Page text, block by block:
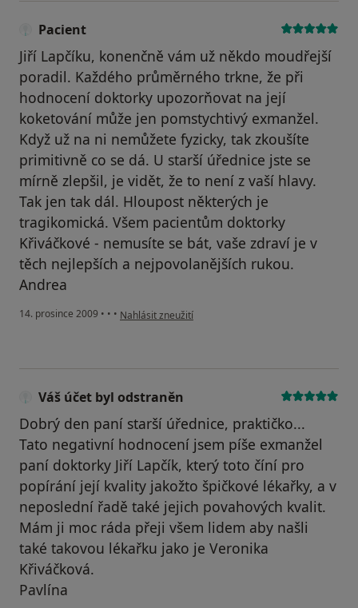
Pacient
Jiří Lapčíku, konenčně vám už někdo moudřejší
poradil. Každého průměrného trkne, že při
hodnocení doktorky upozorňovat na její
koketování může jen pomstychtivý exmanžel.
Když už na ni nemůžete fyzicky, tak zkoušíte
primitivně co se dá. U starší úřednice jste se
mírně zlepšil, je vidět, že to není z vaší hlavy.
Tak jen tak dál. Hloupost některých je
tragikomická. Všem pacientům doktorky
Křiváčkové - nemusíte se bát, vaše zdraví je v
těch nejlepších a nejpovolanějších rukou.
Andrea
14. prosince 2009 • • • podle názoru uživatele Pacient
Nahlásit zneužití
Váš účet byl odstraněn
Dobrý den paní starší úřednice, praktičko...
Tato negativní hodnocení jsem píše exmanžel
paní doktorky Jiří Lapčík, který toto číní pro
popírání její kvality jakožto špičkové lékařky, a v
neposlední řadě také jejich povahových kvalit.
Mám ji moc ráda přeji všem lidem aby našli
také takovou lékařku jako je Veronika
Křiváčková.
Pavlína